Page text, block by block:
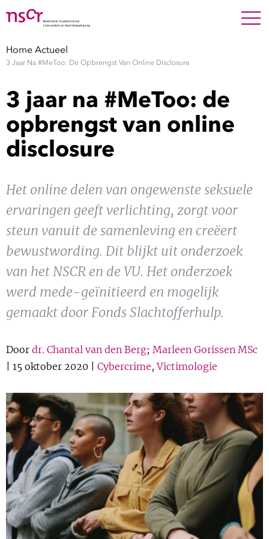
Medewerkers
Factsheets
Over NSCR
Contact Show
Uitgelicht
Cursus
BLOG
Home Actueel
3 Jaar Na #MeToo: De Opbrengst Van Online Disclosure
3 jaar na #MeToo: de
opbrengst van online
disclosure
Het online delen van ongewenste seksuele
ervaringen geeft verlichting, zorgt voor
steun vanuit de samenleving en creëert
bewustwording. Dit blijkt uit onderzoek
van het NSCR en de VU. Het onderzoek
werd mede-geïnitieerd en mogelijk
gemaakt door Fonds Slachtofferhulp.
Door dr. Chantal van den Berg; Marleen Gorissen MSc
| 15 oktober 2020 | Cybercrime,Victimologie